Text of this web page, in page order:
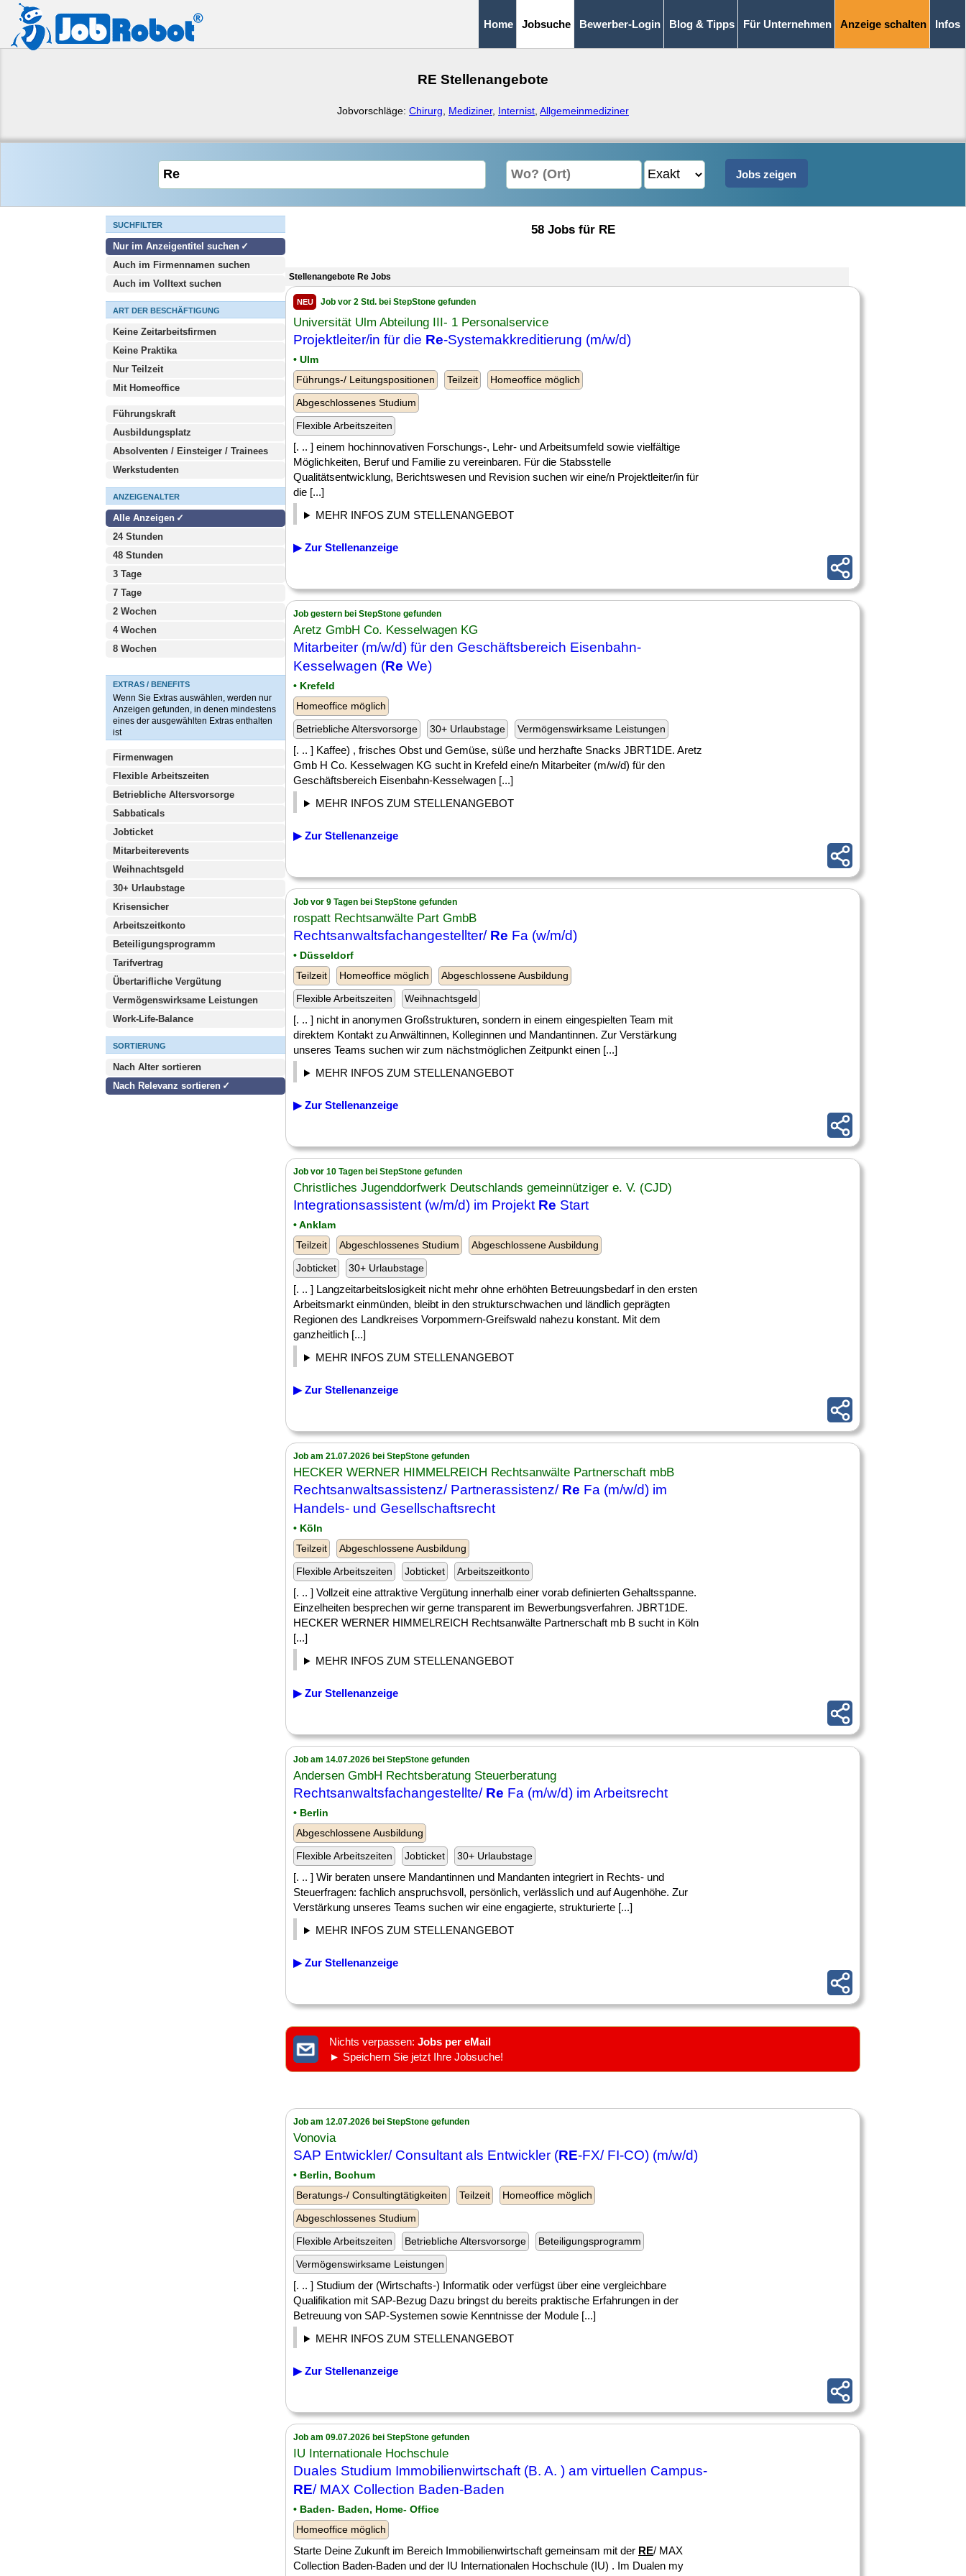
Home Jobsuche Bewerber-Login Blog & Tipps Für Unternehmen Anzeige schalten Infos
RE Stellenangebote
Jobvorschläge: Chirurg Mediziner, Internist Allgemeinmediziner
SUCHFILTER
Nur im Anzeigentitel suchen
Auch im Firmennamen suchen
Auch im Volltext suchen
ART DER BESCHÄFTIGUNG
Keine Zeitarbeitsfirmen
Keine Praktika
Nur Teilzeit
Mit Homeoffice
Führungskraft
Ausbildungsplatz
Absolventen / Einsteiger / Trainees
Werkstudenten
ANZEIGENALTER
Alle Anzeigen
24 Stunden
48 Stunden
3 Tage
7 Tage
2 Wochen
4 Wochen
8 Wochen
EXTRAS / BENEFITS
Wenn Sie Extras auswählen, werden nur
Anzeigen gefunden, in denen mindestens
eines der ausgewählten Extras enthalten
ist
Firmenwagen
Flexible Arbeitszeiten
Betriebliche Altersvorsorge
Sabbaticals
Jobticket
Mitarbeiterevents
Weihnachtsgeld
30+ Urlaubstage
Krisensicher
Arbeitszeitkonto
Beteiligungsprogramm
Tarifvertrag
Übertarifliche Vergütung
Vermögenswirksame Leistungen
Work-Life-Balance
SORTIERUNG
Nach Alter sortieren
Nach Relevanz sortieren
58 Jobs für RE
Stellenangebote Re Jobs
NEU Job vor 2 Std. bei StepStone gefunden
Universität Ulm Abteilung III- 1 Personalservice
Projektleiter/in für die Re-Systemakkreditierung (m/w/d)
• Ulm
Führungs-/ Leitungspositionen
Teilzeit
Homeoffice möglich
Abgeschlossenes Studium
Flexible Arbeitszeiten
[. .. ] einem hochinnovativen Forschungs-, Lehr- und Arbeitsumfeld sowie vielfältige
Möglichkeiten, Beruf und Familie zu vereinbaren. Für die Stabsstelle
Qualitätsentwicklung, Berichtswesen und Revision suchen wir eine/n Projektleiter/in für
die [...]
MEHR INFOS ZUM STELLENANGEBOT
▶ Zur Stellenanzeige
Job gestern bei StepStone gefunden
Aretz GmbH Co. Kesselwagen KG
Mitarbeiter (m/w/d) für den Geschäftsbereich Eisenbahn-
Kesselwagen (Re We)
• Krefeld
Homeoffice möglich
Betriebliche Altersvorsorge
30+ Urlaubstage Vermögenswirksame Leistungen
[. .. ] Kaffee) , frisches Obst und Gemüse, süße und herzhafte Snacks JBRT1DE. Aretz
Gmb H Co. Kesselwagen KG sucht in Krefeld eine/n Mitarbeiter (m/w/d) für den
Geschäftsbereich Eisenbahn-Kesselwagen [...]
MEHR INFOS ZUM STELLENANGEBOT
▶ Zur Stellenanzeige
Job vor 9 Tagen bei StepStone gefunden
rospatt Rechtsanwälte Part GmbB
Rechtsanwaltsfachangestellter/ Re Fa (w/m/d)
• Düsseldorf
Teilzeit
Homeoffice möglich
Abgeschlossene Ausbildung
Flexible Arbeitszeiten
Weihnachtsgeld
[. .. ] nicht in anonymen Großstrukturen, sondern in einem eingespielten Team mit
direktem Kontakt zu Anwältinnen, Kolleginnen und Mandantinnen. Zur Verstärkung
unseres Teams suchen wir zum nächstmöglichen Zeitpunkt einen [...]
MEHR INFOS ZUM STELLENANGEBOT
▶ Zur Stellenanzeige
Job vor 10 Tagen bei StepStone gefunden
Christliches Jugenddorfwerk Deutschlands gemeinnütziger e. V. (CJD)
Integrationsassistent (w/m/d) im Projekt Re Start
• Anklam
Teilzeit
Abgeschlossenes Studium
Abgeschlossene Ausbildung
Jobticket
30+ Urlaubstage
[. .. ] Langzeitarbeitslosigkeit nicht mehr ohne erhöhten Betreuungsbedarf in den ersten
Arbeitsmarkt einmünden, bleibt in den strukturschwachen und ländlich geprägten
Regionen des Landkreises Vorpommern-Greifswald nahezu konstant. Mit dem
ganzheitlich [...]
MEHR INFOS ZUM STELLENANGEBOT
▶ Zur Stellenanzeige
Job am 21.07.2026 bei StepStone gefunden
HECKER WERNER HIMMELREICH Rechtsanwälte Partnerschaft mbB
Rechtsanwaltsassistenz/ Partnerassistenz/ Re Fa (m/w/d) im
Handels- und Gesellschaftsrecht
• Köln
Teilzeit
Abgeschlossene Ausbildung
Flexible Arbeitszeiten
Jobticket Arbeitszeitkonto
[. .. ] Vollzeit eine attraktive Vergütung innerhalb einer vorab definierten Gehaltsspanne.
Einzelheiten besprechen wir gerne transparent im Bewerbungsverfahren. JBRT1DE.
HECKER WERNER HIMMELREICH Rechtsanwälte Partnerschaft mb B sucht in Köln
[...]
MEHR INFOS ZUM STELLENANGEBOT
▶ Zur Stellenanzeige
Job am 14.07.2026 bei StepStone gefunden
Andersen GmbH Rechtsberatung Steuerberatung
Rechtsanwaltsfachangestellte/ Re Fa (m/w/d) im Arbeitsrecht
• Berlin
Abgeschlossene Ausbildung
Flexible Arbeitszeiten
Jobticket 30+ Urlaubstage
[. .. ] Wir beraten unsere Mandantinnen und Mandanten integriert in Rechts- und
Steuerfragen: fachlich anspruchsvoll, persönlich, verlässlich und auf Augenhöhe. Zur
Verstärkung unseres Teams suchen wir eine engagierte, strukturierte [...]
MEHR INFOS ZUM STELLENANGEBOT
▶ Zur Stellenanzeige
Nichts verpassen: Jobs per eMail
► Speichern Sie jetzt Ihre Jobsuche!
Job am 12.07.2026 bei StepStone gefunden
Vonovia
SAP Entwickler/ Consultant als Entwickler (RE-FX/ FI-CO) (m/w/d)
• Berlin, Bochum
Beratungs-/ Consultingtätigkeiten
Teilzeit
Homeoffice möglich
Abgeschlossenes Studium
Flexible Arbeitszeiten
Betriebliche Altersvorsorge
Beteiligungsprogramm
Vermögenswirksame Leistungen
[. .. ] Studium der (Wirtschafts-) Informatik oder verfügst über eine vergleichbare
Qualifikation mit SAP-Bezug Dazu bringst du bereits praktische Erfahrungen in der
Betreuung von SAP-Systemen sowie Kenntnisse der Module [...]
MEHR INFOS ZUM STELLENANGEBOT
▶ Zur Stellenanzeige
Job am 09.07.2026 bei StepStone gefunden
IU Internationale Hochschule
Duales Studium Immobilienwirtschaft (B. A. ) am virtuellen Campus-
RE/ MAX Collection Baden-Baden
• Baden- Baden, Home- Office
Homeoffice möglich
Starte Deine Zukunft im Bereich Immobilienwirtschaft gemeinsam mit der RE/ MAX
Collection Baden-Baden und der IU Internationalen Hochschule (IU) . Im Dualen my